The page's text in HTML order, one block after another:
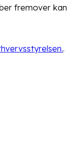
fremover kan
.